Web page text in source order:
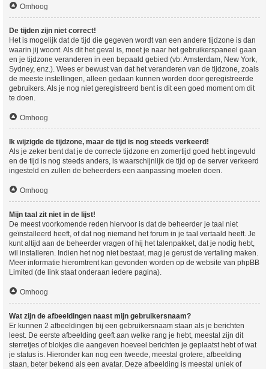
Omhoog
De tijden zijn niet correct!
Het is mogelijk dat de tijd die gegeven wordt van een andere tijdzone is dan
waarin jij woont. Als dit het geval is, moet je naar het gebruikerspaneel gaan
en je tijdzone veranderen in een bepaald gebied (vb: Amsterdam, New York,
Sydney, enz.). Wees er bewust van dat het veranderen van de tijdzone, zoals
de meeste instellingen, alleen gedaan kunnen worden door geregistreerde
gebruikers. Als je nog niet geregistreerd bent is dit een goed moment om dit
te doen.
Omhoog
Ik wijzigde de tijdzone, maar de tijd is nog steeds verkeerd!
Als je zeker bent dat je de correcte tijdzone en zomertijd goed hebt ingevuld
en de tijd is nog steeds anders, is waarschijnlijk de tijd op de server verkeerd
ingesteld en zullen de beheerders een aanpassing moeten doen.
Omhoog
Mijn taal zit niet in de lijst!
De meest voorkomende reden hiervoor is dat de beheerder je taal niet
geïnstalleerd heeft, of dat nog niemand het forum in je taal vertaald heeft. Je
kunt altijd aan de beheerder vragen of hij het talenpakket, dat je nodig hebt,
wil installeren. Indien het nog niet bestaat, mag je gerust de vertaling maken.
Meer informatie hieromtrent kan gevonden worden op de website van phpBB
Limited (de link staat onderaan iedere pagina).
Omhoog
Wat zijn de afbeeldingen naast mijn gebruikersnaam?
Er kunnen 2 afbeeldingen bij een gebruikersnaam staan als je berichten
leest. De eerste afbeelding geeft aan welke rang je hebt, meestal zijn dit
sterretjes of blokjes die aangeven hoeveel berichten je geplaatst hebt of wat
je status is. Hieronder kan nog een tweede, meestal grotere, afbeelding
staan, beter bekend als een avatar. Deze afbeelding is meestal uniek of